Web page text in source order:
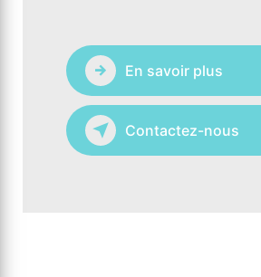
En savoir plus
Contactez-nous